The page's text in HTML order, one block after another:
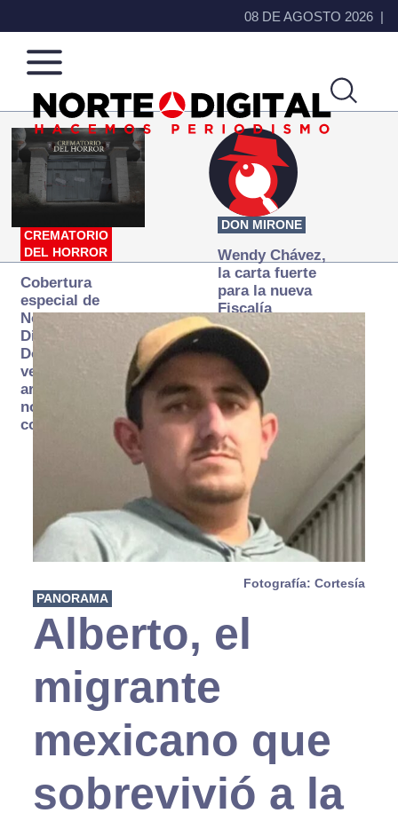
08 DE AGOSTO 2026
Norte
de
Ciudad
Más
que
noticias,
hacemos periodismo
CREMATORIO
DEL HORROR
Cobertura
especial de
Norte
Digital:
Donde la
verdad
arde… pero
no se
consume
DON MIRONE
Wendy Chávez,
la carta fuerte
para la nueva
Fiscalía
autónoma
Fotografía: Cortesía
PANORAMA
Alberto, el
migrante
mexicano que
sobrevivió a la